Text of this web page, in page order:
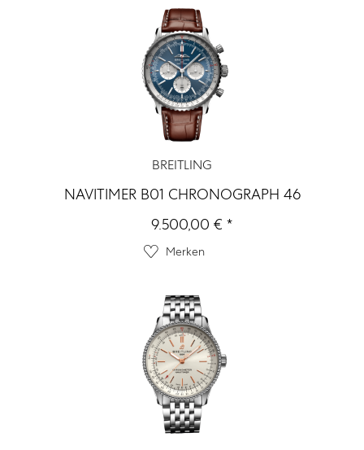
BREITLING
NAVITIMER B01 CHRONOGRAPH 46
9.500,00 € *
Merken